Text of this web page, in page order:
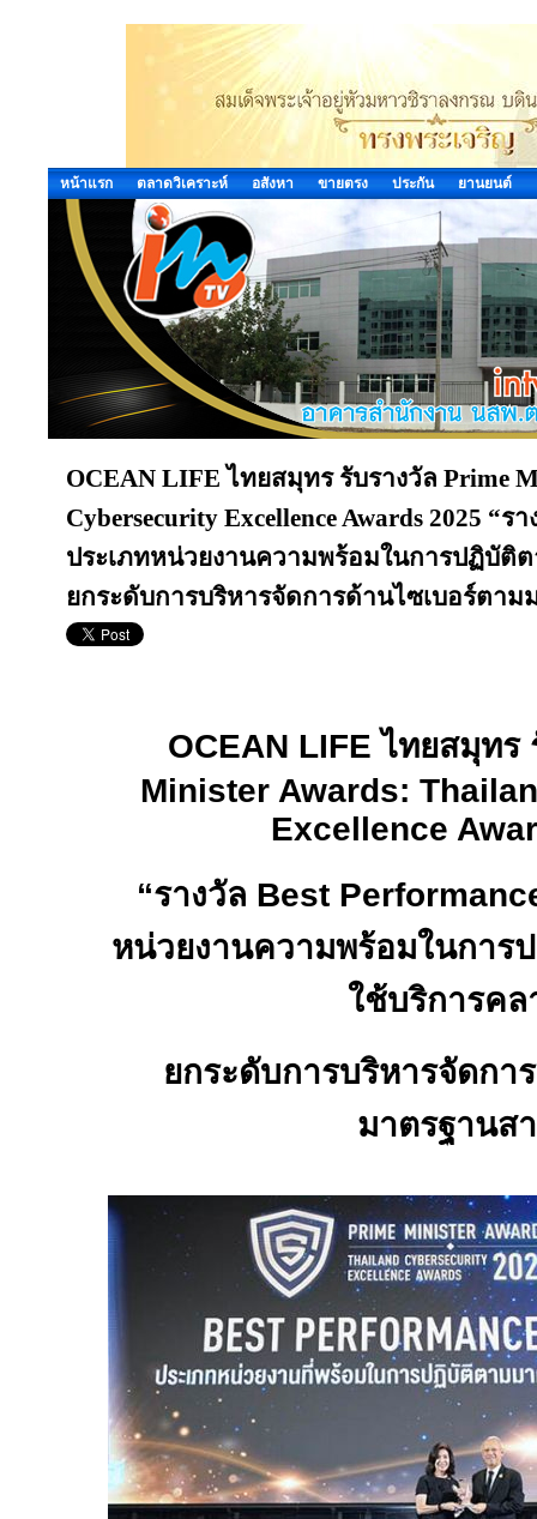
หน้าแรก ตลาดวิเคราะห์ อสังหา ขายตรง ประกัน ยานยนต์
OCEAN LIFE ไทยสมุทร รับรางวัล Prime
Cybersecurity Excellence Awards 2025 “ร
ประเภทหน่วยงานความพร้อมในการปฏิบัติ
ยกระดับการบริหารจัดการด้านไซเบอร์ตาม
OCEAN LIFE ไทยสมุทร
Minister Awards:
Excellence
“รางวัล Best
หน่วยงานความพร้อมในการ
ใช้บริการคล
ยกระดับการบริหารจัดกา
มาตรฐานส